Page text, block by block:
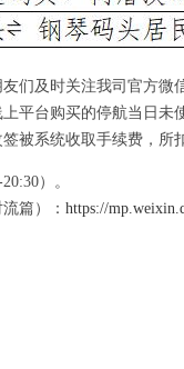
及时关注我司官方微
平台购买的停航当日
被系统收取手续费，
）。
篇）： https://